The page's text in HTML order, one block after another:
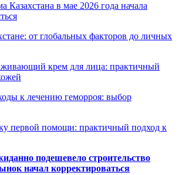
Казахстана в мае 2026 года начала
от глобальных факторов до личных
крем для лица: практичный
к лечению геморроя: выбор
первой помощи: практичный подход к
подешевело строительство
начал корректироваться